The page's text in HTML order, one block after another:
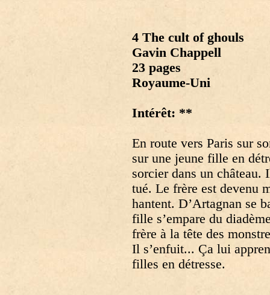
4 The cult of ghouls
Gavin Chappell
23 pages
Royaume-Uni
Intérêt: **
En route vers Paris sur
sur une jeune fille en
sorcier dans un château.
tué. Le frère est devenu
hantent. D’Artagnan se
fille s’empare du
frère à la tête des
Il s’enfuit... Ça lui
filles en détresse.